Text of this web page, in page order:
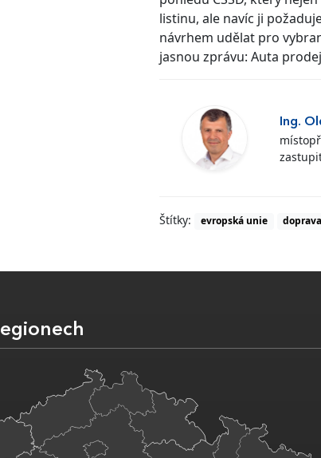
listinu, ale navíc ji
návrhem udělat pro
jasnou zprávu: Auta
Ing.
Štítky: evropská unie doprava